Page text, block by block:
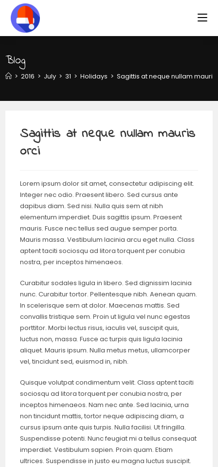
Blog
> 2016 > July > 31 > Holidays > Sagittis at neque nullam
Sagittis at neque nullam mauris
orci
Lorem ipsum dolor sit amet, consectetur adipiscing elit.
Integer nec odio. Praesent libero. Sed cursus ante
dapibus diam. Sed nisi. Nulla quis sem at nibh
elementum imperdiet. Duis sagittis ipsum. Praesent
mauris. Fusce nec tellus sed augue semper porta.
Mauris massa. Vestibulum lacinia arcu eget nulla. Class
aptent taciti sociosqu ad litora torquent per conubia
nostra, per inceptos himenaeos.
Curabitur sodales ligula in libero. Sed dignissim lacinia
nunc. Curabitur tortor. Pellentesque nibh. Aenean quam.
In scelerisque sem at dolor. Maecenas mattis. Sed
convallis tristique sem. Proin ut ligula vel nunc egestas
porttitor. Morbi lectus risus, iaculis vel, suscipit quis,
luctus non, massa. Fusce ac turpis quis ligula lacinia
aliquet. Mauris ipsum. Nulla metus metus, ullamcorper
vel, tincidunt sed, euismod in, nibh.
Quisque volutpat condimentum velit. Class aptent taciti
sociosqu ad litora torquent per conubia nostra, per
inceptos himenaeos. Nam nec ante. Sed lacinia, urna
non tincidunt mattis, tortor neque adipiscing diam, a
cursus ipsum ante quis turpis. Nulla facilisi. Ut fringilla.
Suspendisse potenti. Nunc feugiat mi a tellus consequat
imperdiet. Vestibulum sapien. Proin quam. Etiam
ultrices. Suspendisse in justo eu magna luctus suscipit.